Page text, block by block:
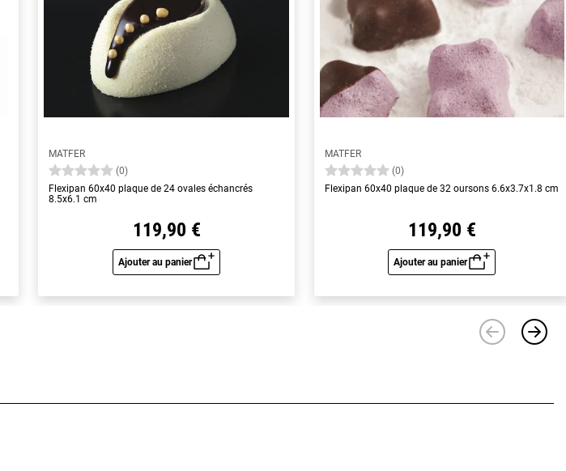
MATFER
(0)
Flexipan 60x40 plaque de 24 ovales échancrés
8.5x6.1 cm
119,90 €
Ajouter au panier
Aperçu rapide
MATFER
(0)
Flexipan 60x40 plaque de 32 oursons 6.6x3.7x1.8 cm
119,90 €
Ajouter au panier
Aperçu rapide